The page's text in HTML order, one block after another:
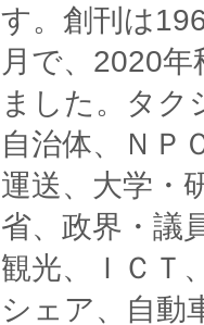
す。創刊は
月で、2020
ました。タク
自治体、ＮＰ
運送、大学・
省、政界・議
観光、ＩＣＴ
シェア、自動